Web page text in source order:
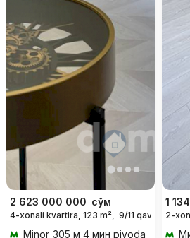
2 623 000 000 сўм
4-xonali kvartira, 123 m², 9/11 qavat
Minor 305 м 4 мин piyoda
1
2-